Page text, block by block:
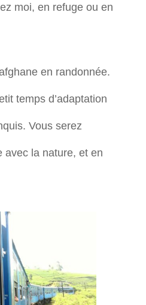
moi, en refuge ou en
en randonnée.
temps d’adaptation
Vous serez
avec la nature, et en